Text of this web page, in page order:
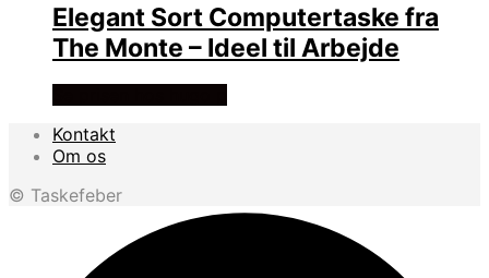
Elegant Sort Computertaske fra
The Monte – Ideel til Arbejde
Kontakt
Om os
© Taskefeber